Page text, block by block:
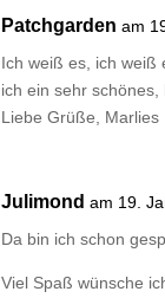
Patchgarden am
Ich weiß es, ich weiß
ich ein sehr
Liebe Grüße, Marlies
Julimond am 19.
Da bin ich schon
Viel Spaß wünsche